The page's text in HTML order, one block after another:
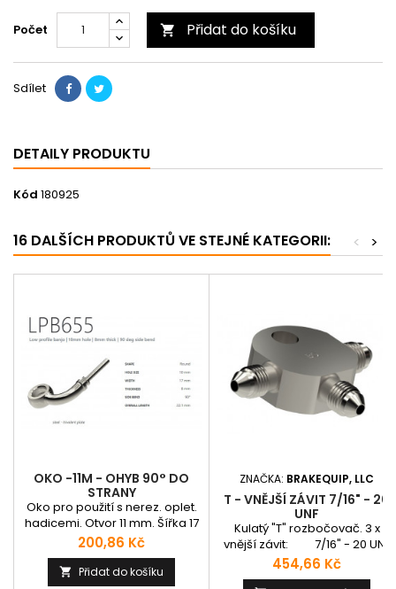
Počet  Přidat do košíku
Sdílet
DETAILY PRODUKTU
Kód 180925
16 DALŠÍCH PRODUKTŮ VE STEJNÉ KATEGORII: >
<
OKO -11M - OHYB 90° DO
STRANY
Oko pro použití s nerez. oplet.
hadicemi. Otvor 11 mm. Šířka 17
mm. Výška 8 mm. Ohyb 90° do
strany Délka 22,1 mm.
Cena
200,86 Kč
 Přidat do košíku
ZNAČKA: BRAKEQUIP, LLC
T - VNĚJŠÍ ZÁVIT 7/16" - 20
UNF
Kulatý "T" rozbočovač. 3 x
vnější závit: 7/16" - 20 UNF
Průměr: 31,75 mm
Uchycení: 8,2 mm
Cena
454,66 Kč